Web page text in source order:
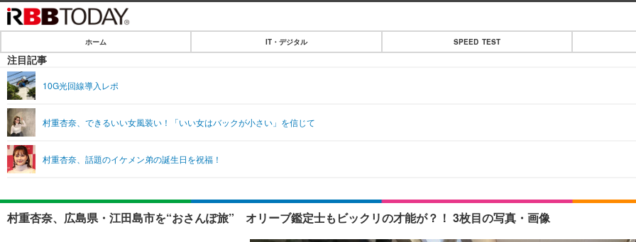
IT・デジタル
ショッピング
SPEED TEST
エンタメ
エンタメTOP
音楽
ライフ
ライフTOP
ペット
リリース一覧
ホーム IT・デジタル SPEED TEST
注目記事
10G光回線導入レポ
村重杏奈、できるいい女風装い！「いい女はバックが小さい」を信じて
村重杏奈、話題のイケメン弟の誕生日を祝福！
村重杏奈、広島県・江田島市を“おさんぽ旅” オリーブ鑑定士もビックリの才能が？！ 3枚目の写真・画像